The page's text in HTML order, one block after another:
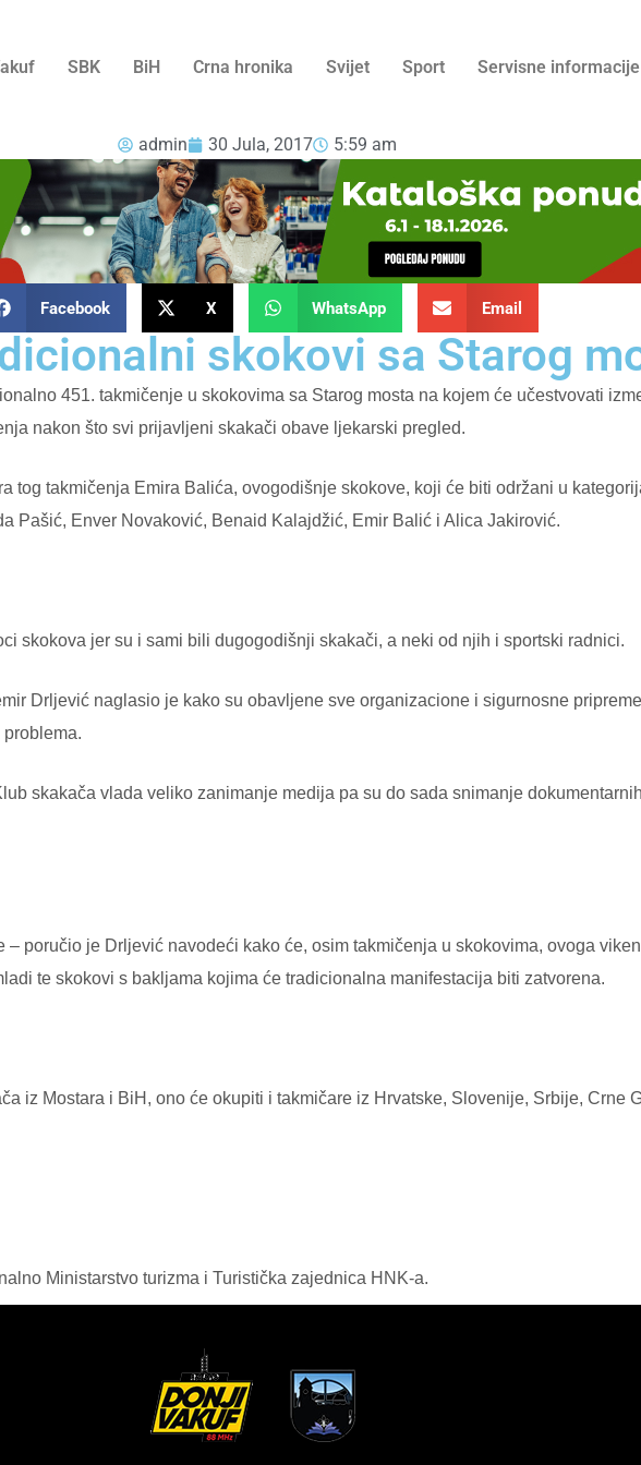
SBK BiH Crna hronika Svijet Sport Servisne informacije
admin 30 Jula, 2017 5:59 am
Facebook X WhatsApp Email
skokovi sa Starog
451. takmičenje u skokovima sa Starog mosta na kojem će učestvovati
nakon što svi prijavljeni skakači obave ljekarski pregled.
tog takmičenja Emira Balića, ovogodišnje skokove, koji će biti održani u
Pašić, Enver Novaković, Benaid Kalajdžić, Emir Balić i Alica Jakirović.
skokova jer su i sami bili dugogodišnji skakači, a neki od njih i sportski radnici.
Drljević naglasio je kako su obavljene sve organizacione i sigurnosne
skakača vlada veliko zanimanje medija pa su do sada snimanje
poručio je Drljević navodeći kako će, osim takmičenja u skokovima, ovoga
te skokovi s bakljama kojima će tradicionalna manifestacija biti zatvorena.
iz Mostara i BiH, ono će okupiti i takmičare iz Hrvatske, Slovenije, Srbije, Crne
Ministarstvo turizma i Turistička zajednica HNK-a.